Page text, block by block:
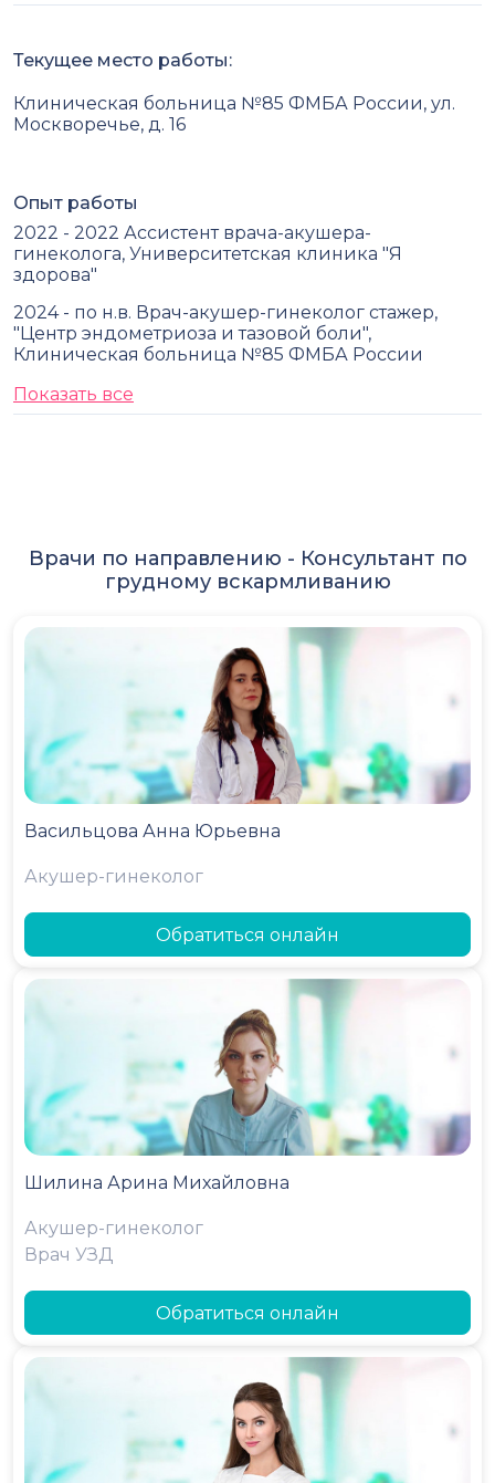
Текущее место работы:
Клиническая больница №85 ФМБА России, ул.
Москворечье, д. 16
Опыт работы
2022 - 2022 Ассистент врача-акушера-
гинеколога, Университетская клиника "Я
здорова"
2024 - по н.в. Врач-акушер-гинеколог стажер,
"Центр эндометриоза и тазовой боли",
Клиническая больница №85 ФМБА России
Показать все
Врачи по направлению - Консультант по
грудному вскармливанию
Васильцова Анна Юрьевна
Акушер-гинеколог
Обратиться онлайн
Шилина Арина Михайловна
Акушер-гинеколог
Врач УЗД
Обратиться онлайн